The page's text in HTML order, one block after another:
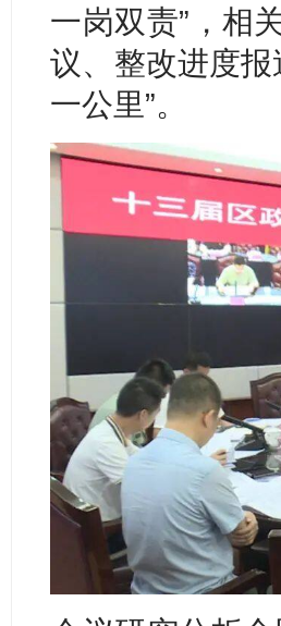
一岗双责”，相
议、整改进度
一公里”。